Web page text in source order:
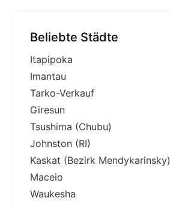
Beliebte Städte
Itapipoka
Imantau
Tarko-Verkauf
Giresun
Tsushima (Chubu)
Johnston (RI)
Kaskat (Bezirk Mendykarinsky)
Maceio
Waukesha